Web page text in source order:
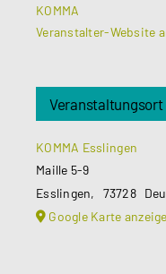
KOMMA
Veranstalter-Website
Veranstaltungsort
KOMMA Esslingen
Maille 5-9
Esslingen, 73728
Google Karte